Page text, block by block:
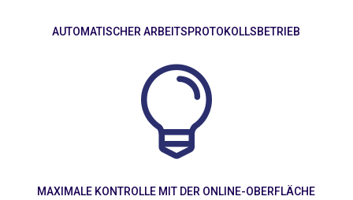
AUTOMATISCHER ARBEITSPROTOKOLLSBETRIEB

MAXIMALE KONTROLLE MIT DER ONLINE-OBERFLÄCHE